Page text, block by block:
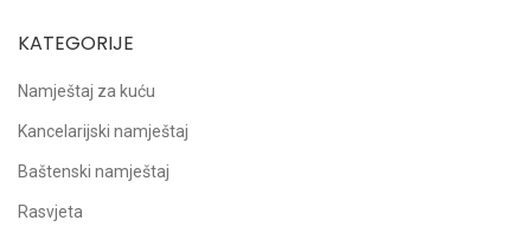
KATEGORIJE
Namještaj za kuću
Kancelarijski namještaj
Baštenski namještaj
Rasvjeta